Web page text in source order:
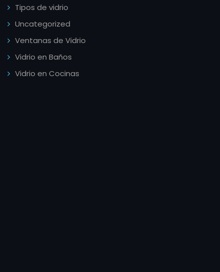
Tipos de vidrio
Uncategorized
Ventanas de Vidrio
Vidrio en Baños
Vidrio en Cocinas